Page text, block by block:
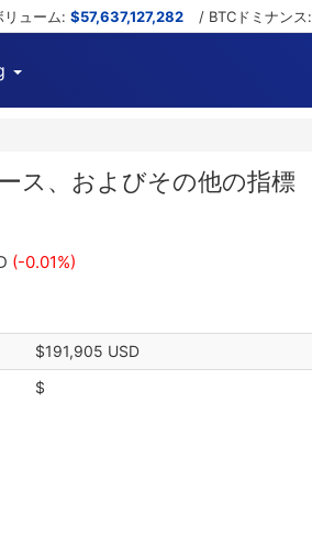
ューム: $57,637,127,282 / BTCドミナンス:
ス、およびその他の指標
(-0.01%)
$191,905 USD
$